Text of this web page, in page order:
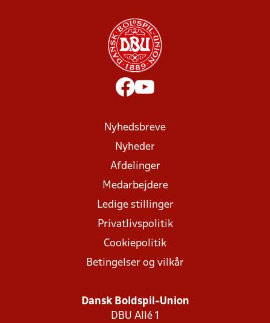
Nyhedsbreve
Nyheder
Afdelinger
Medarbejdere
Ledige stillinger
Privatlivspolitik
Cookiepolitik
Betingelser og vilkår
Dansk Boldspil-Union
DBU Allé 1